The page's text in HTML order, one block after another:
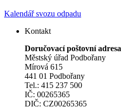
Kalendář svozu odpadu
Kontakt
Doručovací poštovní adresa
Městský úřad Podbořany
Mírová 615
441 01 Podbořany
Tel.: 415 237 500
IČ: 00265365
DIČ: CZ00265365